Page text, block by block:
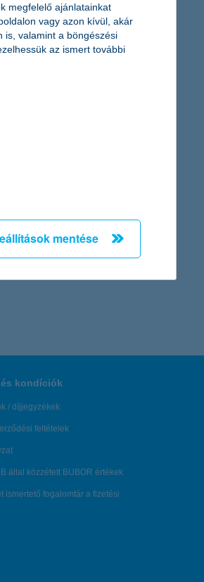
kondíciók
/ díjjegyzékek
feltételek
által közzétett BUBOR értékek
ismertető fogalomtár a fizetési
megfelelő ajánlatainkat
vagy azon kívül, akár
is, valamint a böngészési
az ismert további
mentése